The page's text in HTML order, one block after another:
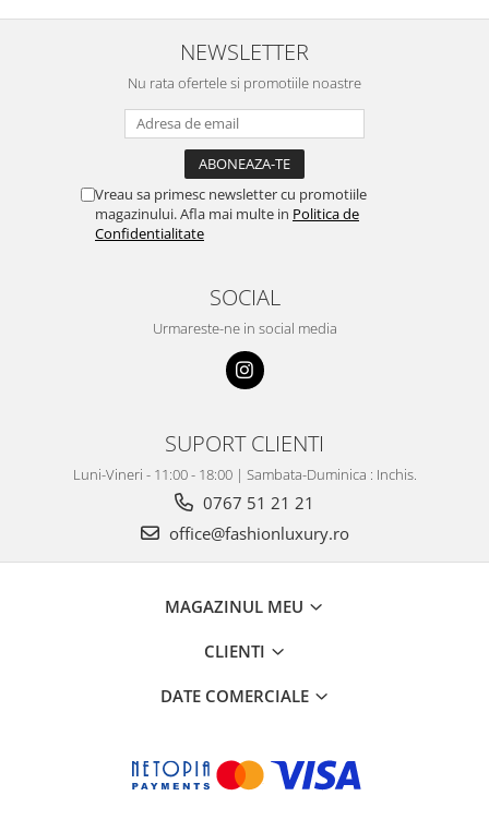
NEWSLETTER
Nu rata ofertele si promotiile noastre
Vreau sa primesc newsletter cu promotiile
magazinului. Afla mai multe in Politica de
Confidentialitate
SOCIAL
Urmareste-ne in social media
SUPORT CLIENTI
Luni-Vineri - 11:00 - 18:00 | Sambata-Duminica : Inchis.
0767 51 21 21
office@fashionluxury.ro
MAGAZINUL MEU
CLIENTI
DATE COMERCIALE